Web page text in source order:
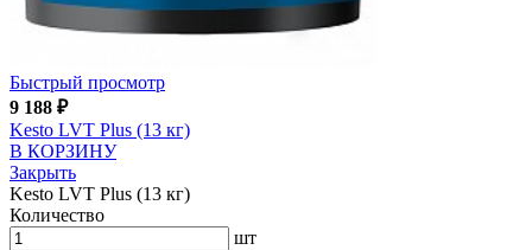
Быстрый просмотр
9 188 ₽
Kesto LVT Plus (13 кг)
В КОРЗИНУ
Закрыть
Kesto LVT Plus (13 кг)
Количество
шт